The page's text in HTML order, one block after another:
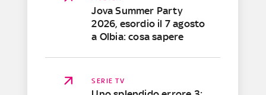
Jova Summer Party
2026, esordio il 7 agosto
a Olbia: cosa sapere
SERIE TV